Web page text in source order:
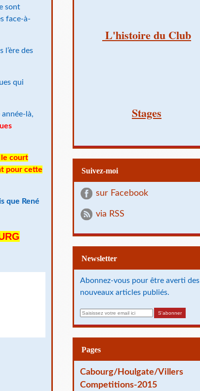
sont
face-à-
l’ère des
qui
là,
le court
pour cette
que René
L'histoire du Club
Stages
Suivez-moi
sur Facebook
via RSS
Newsletter
Abonnez-vous pour être averti des
nouveaux articles publiés.
a
i
Pages
Cabourg/Houlgate/Villers
Competitions-2015